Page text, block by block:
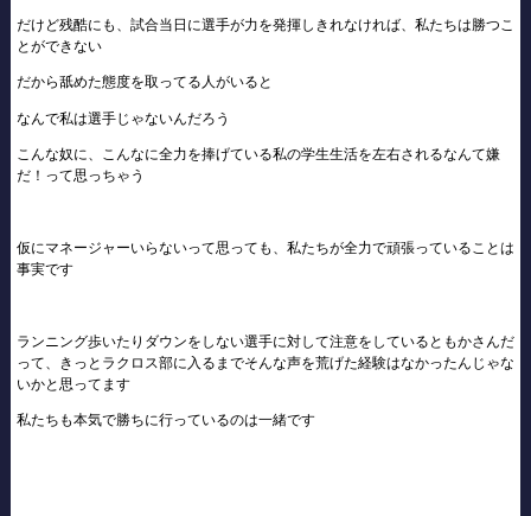
だけど残酷にも、試合当日に選手が力を発揮しきれなければ、私たちは勝つこ
とができない
だから舐めた態度を取ってる人がいると
なんで私は選手じゃないんだろう
こんな奴に、こんなに全力を捧げている私の学生生活を左右されるなんて嫌
だ！って思っちゃう
仮にマネージャーいらないって思っても、私たちが全力で頑張っていることは
事実です
ランニング歩いたりダウンをしない選手に対して注意をしているともかさんだ
って、きっとラクロス部に入るまでそんな声を荒げた経験はなかったんじゃな
いかと思ってます
私たちも本気で勝ちに行っているのは一緒です